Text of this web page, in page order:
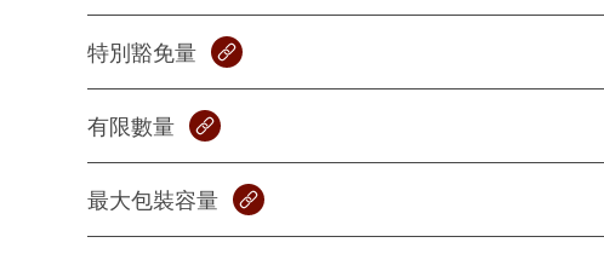
特別豁免量
有限數量
最大包裝容量